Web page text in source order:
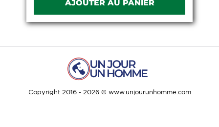
Copyright 2016 - 2026 © www.unjourunhomme.com